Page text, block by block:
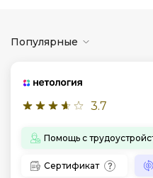
Популярные
3.7
Помощь с
Сертификат